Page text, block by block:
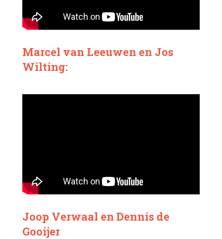
Marcel van Leeuwen en Jos
Wilting:
Joop Verwaal en Dennis de
Gooijer